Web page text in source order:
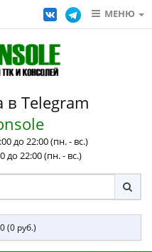
МЕНЮ
в Telegram
до 22:00 (пн. - вс.)
до 22:00 (пн. - вс.)
(0 руб.)